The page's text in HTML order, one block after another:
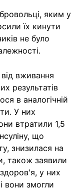
яким у
їх кинути
не було
вживання
результатів
в аналогічній
У них
втратили 1,5
що
знизилася на
також заявили
у них
вони змогли